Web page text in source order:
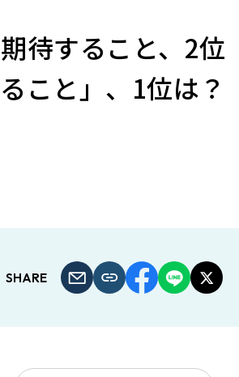
待すること、2位
こと」、1位は？
SHARE